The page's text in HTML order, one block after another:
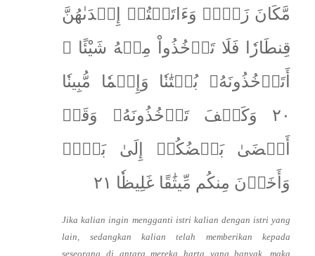
مَّكَانَ زَوۡجٖ وَءَاتَيۡتُمۡ إِحۡدَىٰهُنَّ
قِنطَارٗا فَلَا تَأۡخُذُواْ مِنۡهُ شَيْئًا ۚ
أَتَأۡخُذُونَهُۥ بُهۡتَٰنٗا وَإِثۡمٗا مُّبِينٗا
٢٠ وَكَيۡفَ تَأۡخُذُونَهُۥ وَقَدۡ
أَفۡضَىٰ بَعۡضُكُمۡ إِلَىٰ بَعۡضٖ
وَأَخَذۡنَ مِنكُم مِّيثَٰقًا غَلِيظٗا ٢١
Jika kalian ingin mengganti istri kalian dengan istri yang
lain, sedangkan kalian telah memberikan kepada
seseorang di antara mereka harta yang banyak, maka